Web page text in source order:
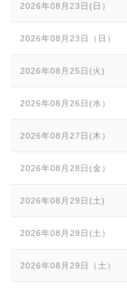
2026年08月23日(日）
2026年08月23日（日）
2026年08月25日(火)
2026年08月26日(水）
2026年08月27日(木）
2026年08月28日(金）
2026年08月29日(土)
2026年08月29日(土）
2026年08月29日（土）